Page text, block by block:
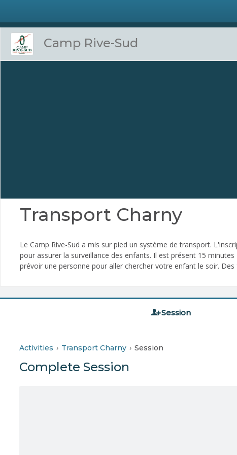
Camp Rive-Sud
Transport Charny
Le Camp Rive-Sud a mis sur pied un système de transport.
pour assurer la surveillance des enfants. Il est présent 15
prévoir une personne pour aller chercher votre enfant le soir.
Session
Activities Transport Charny Session
Complete Session